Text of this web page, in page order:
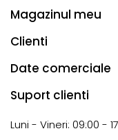
Magazinul meu
Clienti
Date comerciale
Suport clienti
Luni - Vineri: 09:00 -